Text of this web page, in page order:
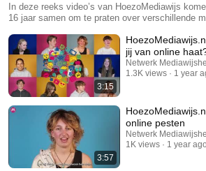
- HoeZoMediawijs.nl
In deze reeks video’s van HoezoMediawijs
16 jaar samen om te praten over verschillende
gerelateerde dossiers op HoeZoMediawijs.nl.
3:15
jij van online
Netwerk
1.3K views
1 year
3:57
online pesten
Netwerk
1K views
1 year ago